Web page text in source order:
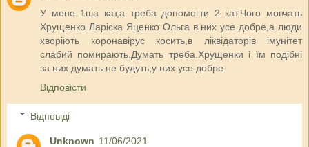
У мене 1ша кат,а треба допомогти 2 кат.Чого мовчать
Хрущенко Ларіска Яценко Ольга в них усе добре,а люди
хворіють коронавірус косить,в ліквідаторів імунітет
слабий помирають.Думать треба.Хрущенки і їм подібні
за них думать не будуть,у них усе добре.
Відповісти
Відповіді
Unknown 11/06/2021